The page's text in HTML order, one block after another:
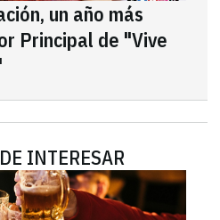
un año más
Principal de "Vive
INTERESAR